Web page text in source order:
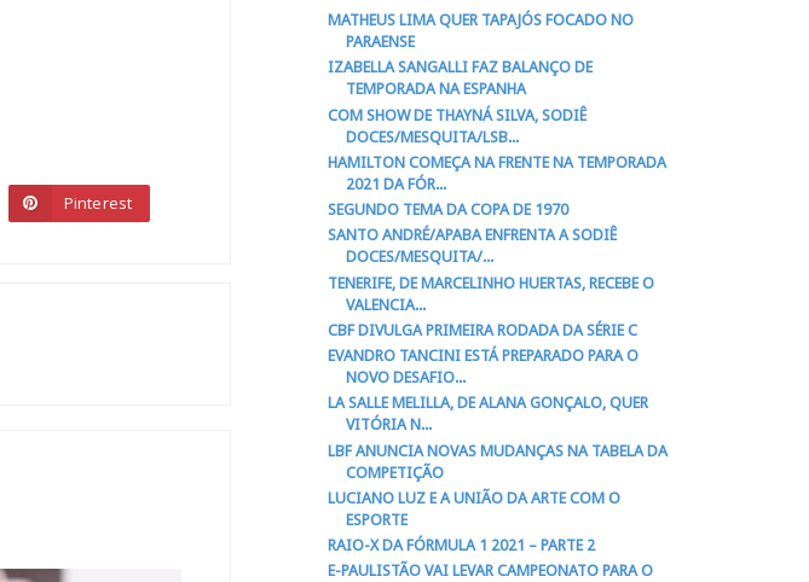
Pinterest
MATHEUS LIMA QUER TAPAJÓS FOCADO NO
PARAENSE
IZABELLA SANGALLI FAZ BALANÇO DE
TEMPORADA NA ESPANHA
COM SHOW DE THAYNÁ SILVA, SODIÊ
DOCES/MESQUITA/LSB...
HAMILTON COMEÇA NA FRENTE NA TEMPORADA
2021 DA FÓR...
SEGUNDO TEMA DA COPA DE 1970
SANTO ANDRÉ/APABA ENFRENTA A SODIÊ
DOCES/MESQUITA/...
TENERIFE, DE MARCELINHO HUERTAS, RECEBE O
VALENCIA...
CBF DIVULGA PRIMEIRA RODADA DA SÉRIE C
EVANDRO TANCINI ESTÁ PREPARADO PARA O
NOVO DESAFIO...
LA SALLE MELILLA, DE ALANA GONÇALO, QUER
VITÓRIA N...
LBF ANUNCIA NOVAS MUDANÇAS NA TABELA DA
COMPETIÇÃO
LUCIANO LUZ E A UNIÃO DA ARTE COM O
ESPORTE
RAIO-X DA FÓRMULA 1 2021 – PARTE 2
E-PAULISTÃO VAI LEVAR CAMPEONATO PARA O